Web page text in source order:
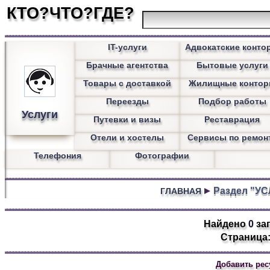
КТО?ЧТО?ГДЕ?
Услуги
IT-услуги
Адвокатские
Брачные агентства
Бытовые услуги
Товары с доставкой
Жилищные
Переезды
Подбор работы
Путевки и визы
Реставрация
Отели и хостелы
Сервисы по
Телефония
Фотографии
ГЛАВНАЯ Раздел
Найдено0
Добавить